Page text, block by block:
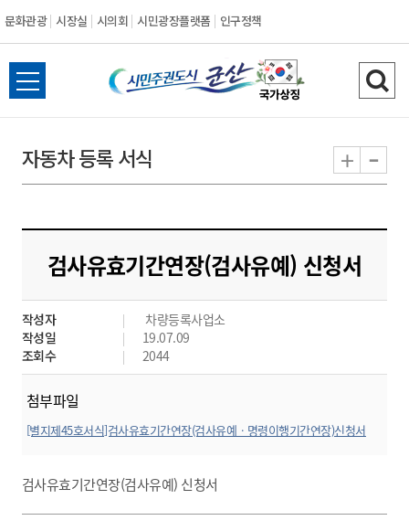
문화관광 시장실 시의회 시민광장플랫폼 인구정책
시
민
도
시
군
산
전
체
뉴
열
검
색
기
자동차 등록 서식 + -
검사유효기간연장(검사유예) 신청서
작성자
차량등록사업소
작성일
19.07.09
조회수
2044
첨부파일
[별지제45호서식]검사유효기간연장(검사유예ㆍ명령이행기간연장)신청서
검사유효기간연장(검사유예) 신청서